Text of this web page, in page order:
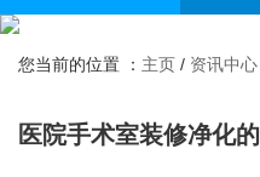
无尘车间
您当前的位置 ： 主页 / 资讯中心
医院手术室装修净化